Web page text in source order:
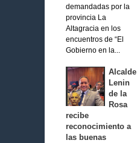
demandadas por la
provincia La
Altagracia en los
encuentros de “El
Gobierno en la...
Alcalde
Lenin
de la
Rosa
recibe
reconocimiento a
las buenas